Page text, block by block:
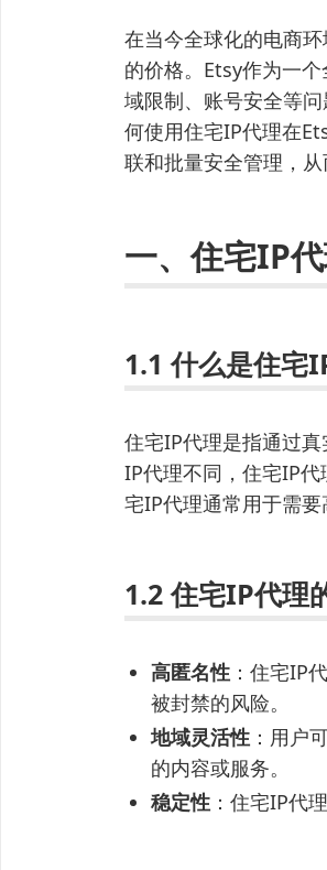
在当今全球化的电商
的价格。Etsy作为一
域限制、账号安全等
何使用住宅IP代理在
联和批量安全管理，从
一、住宅IP
1.1 什么是住宅
住宅IP代理是指通过
IP代理不同，住宅IP
宅IP代理通常用于需
1.2 住宅IP代理
高匿名性 ：住宅IP
被封禁的风险。
地域灵活性 ：用户
的内容或服务。
稳定性 ：住宅IP代